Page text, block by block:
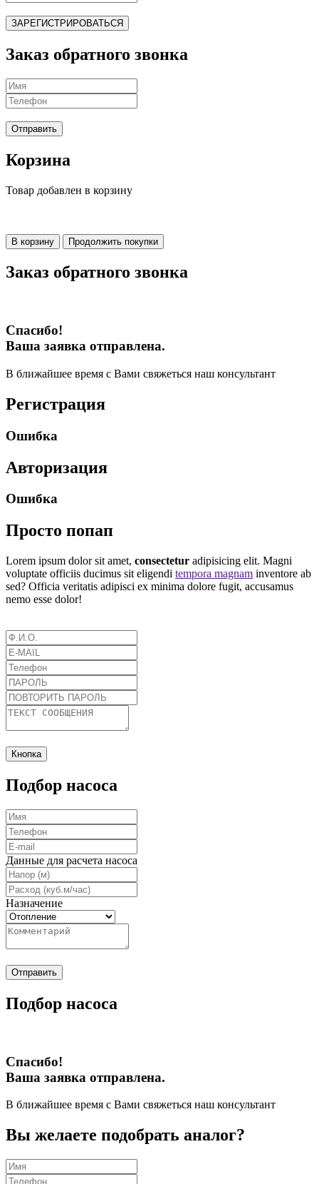
ЗАРЕГИСТРИРОВАТЬСЯ
Заказ обратного звонка
Отправить
Корзина
Товар добавлен в корзину
В корзину Продолжить покупки
Заказ обратного звонка
Спасибо!
Ваша заявка отправлена.
В ближайшее время с Вами свяжеться наш консультант
Регистрация
Ошибка
Авторизация
Ошибка
Просто попап
Lorem ipsum dolor sit amet, consectetur adipisicing elit. Magni
voluptate officiis ducimus sit eligendi tempora magnam inventore ab
sed? Officia veritatis adipisci ex minima dolore fugit, accusamus
nemo esse dolor!
Кнопка
Подбор насоса
Данные для расчета насоса
Назначение
Отправить
Подбор насоса
Спасибо!
Ваша заявка отправлена.
В ближайшее время с Вами свяжеться наш консультант
Вы желаете подобрать аналог?